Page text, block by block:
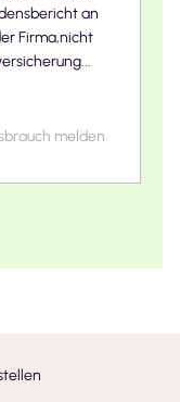
an
Firma,nicht
melden